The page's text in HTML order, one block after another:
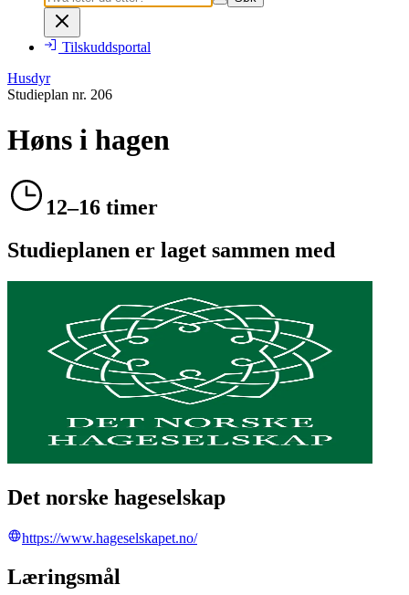
Tilskuddsportal
Husdyr
Studieplan nr. 206
Høns i hagen
12–16 timer
Studieplanen er laget sammen med
Det norske hageselskap
https://www.hageselskapet.no/
Læringsmål